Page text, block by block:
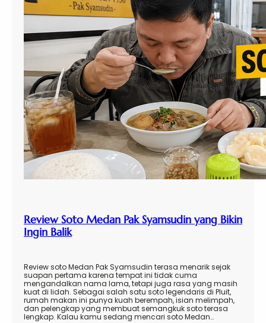
Review Soto Medan Pak Syamsudin yang Bikin
Ingin Balik
Review soto Medan Pak Syamsudin terasa menarik sejak
suapan pertama karena tempat ini tidak cuma
mengandalkan nama lama, tetapi juga rasa yang masih
kuat di lidah. Sebagai salah satu soto legendaris di Pluit,
rumah makan ini punya kuah berempah, isian melimpah,
dan pelengkap yang membuat semangkuk soto terasa
lengkap. Kalau kamu sedang mencari soto Medan…